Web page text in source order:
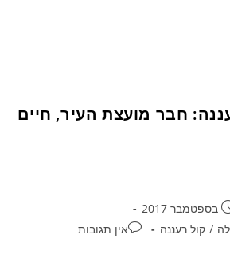
חבר מועצת העיר, חיים
/ קול רעננה אין תגובות